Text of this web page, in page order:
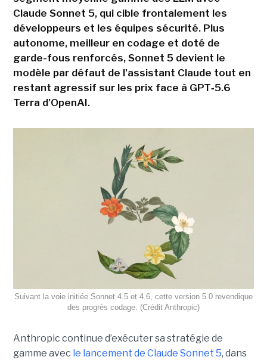
Claude Sonnet 5, qui cible frontalement les
développeurs et les équipes sécurité. Plus
autonome, meilleur en codage et doté de
garde-fous renforcés, Sonnet 5 devient le
modèle par défaut de l'assistant Claude tout en
restant agressif sur les prix face à GPT‑5.6
Terra d'OpenAI.
Suivant la voie initiée Sonnet 4.5 et 4.6, cette version 5.0 revendique
des progrès codage. (Crédit Anthropic)
Anthropic continue d’exécuter sa stratégie de
gamme avec le lancement de Claude Sonnet 5, dans